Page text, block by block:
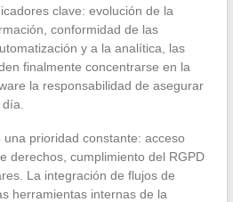
clave: evolución de la
conformidad de las
y a la analítica, las
finalmente concentrarse en la
la responsabilidad de asegurar
prioridad constante: acceso
derechos, cumplimiento del RGPD
La integración de flujos de
herramientas internas de la